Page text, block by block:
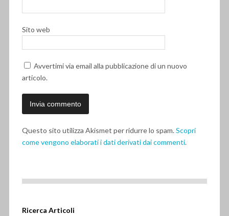
Sito web
Avvertimi via email alla pubblicazione di un nuovo
articolo.
Questo sito utilizza Akismet per ridurre lo spam.Scopri
come vengono elaborati i dati derivati dai commenti.
Ricerca Articoli